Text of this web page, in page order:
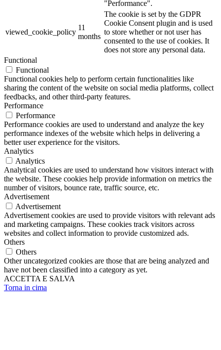
"Performance".
viewed_cookie_policy
11
months
The cookie is set by the GDPR
Cookie Consent plugin and is used
to store whether or not user has
consented to the use of cookies. It
does not store any personal data.
Functional
Functional
Functional cookies help to perform certain functionalities like
sharing the content of the website on social media platforms, collect
feedbacks, and other third-party features.
Performance
Performance
Performance cookies are used to understand and analyze the key
performance indexes of the website which helps in delivering a
better user experience for the visitors.
Analytics
Analytics
Analytical cookies are used to understand how visitors interact with
the website. These cookies help provide information on metrics the
number of visitors, bounce rate, traffic source, etc.
Advertisement
Advertisement
Advertisement cookies are used to provide visitors with relevant ads
and marketing campaigns. These cookies track visitors across
websites and collect information to provide customized ads.
Others
Others
Other uncategorized cookies are those that are being analyzed and
have not been classified into a category as yet.
ACCETTA E SALVA
Torna in cima